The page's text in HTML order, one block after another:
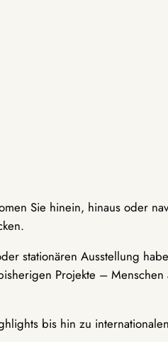
Sie hinein, hinaus oder
stationären Ausstellung
Projekte –
bis hin zu